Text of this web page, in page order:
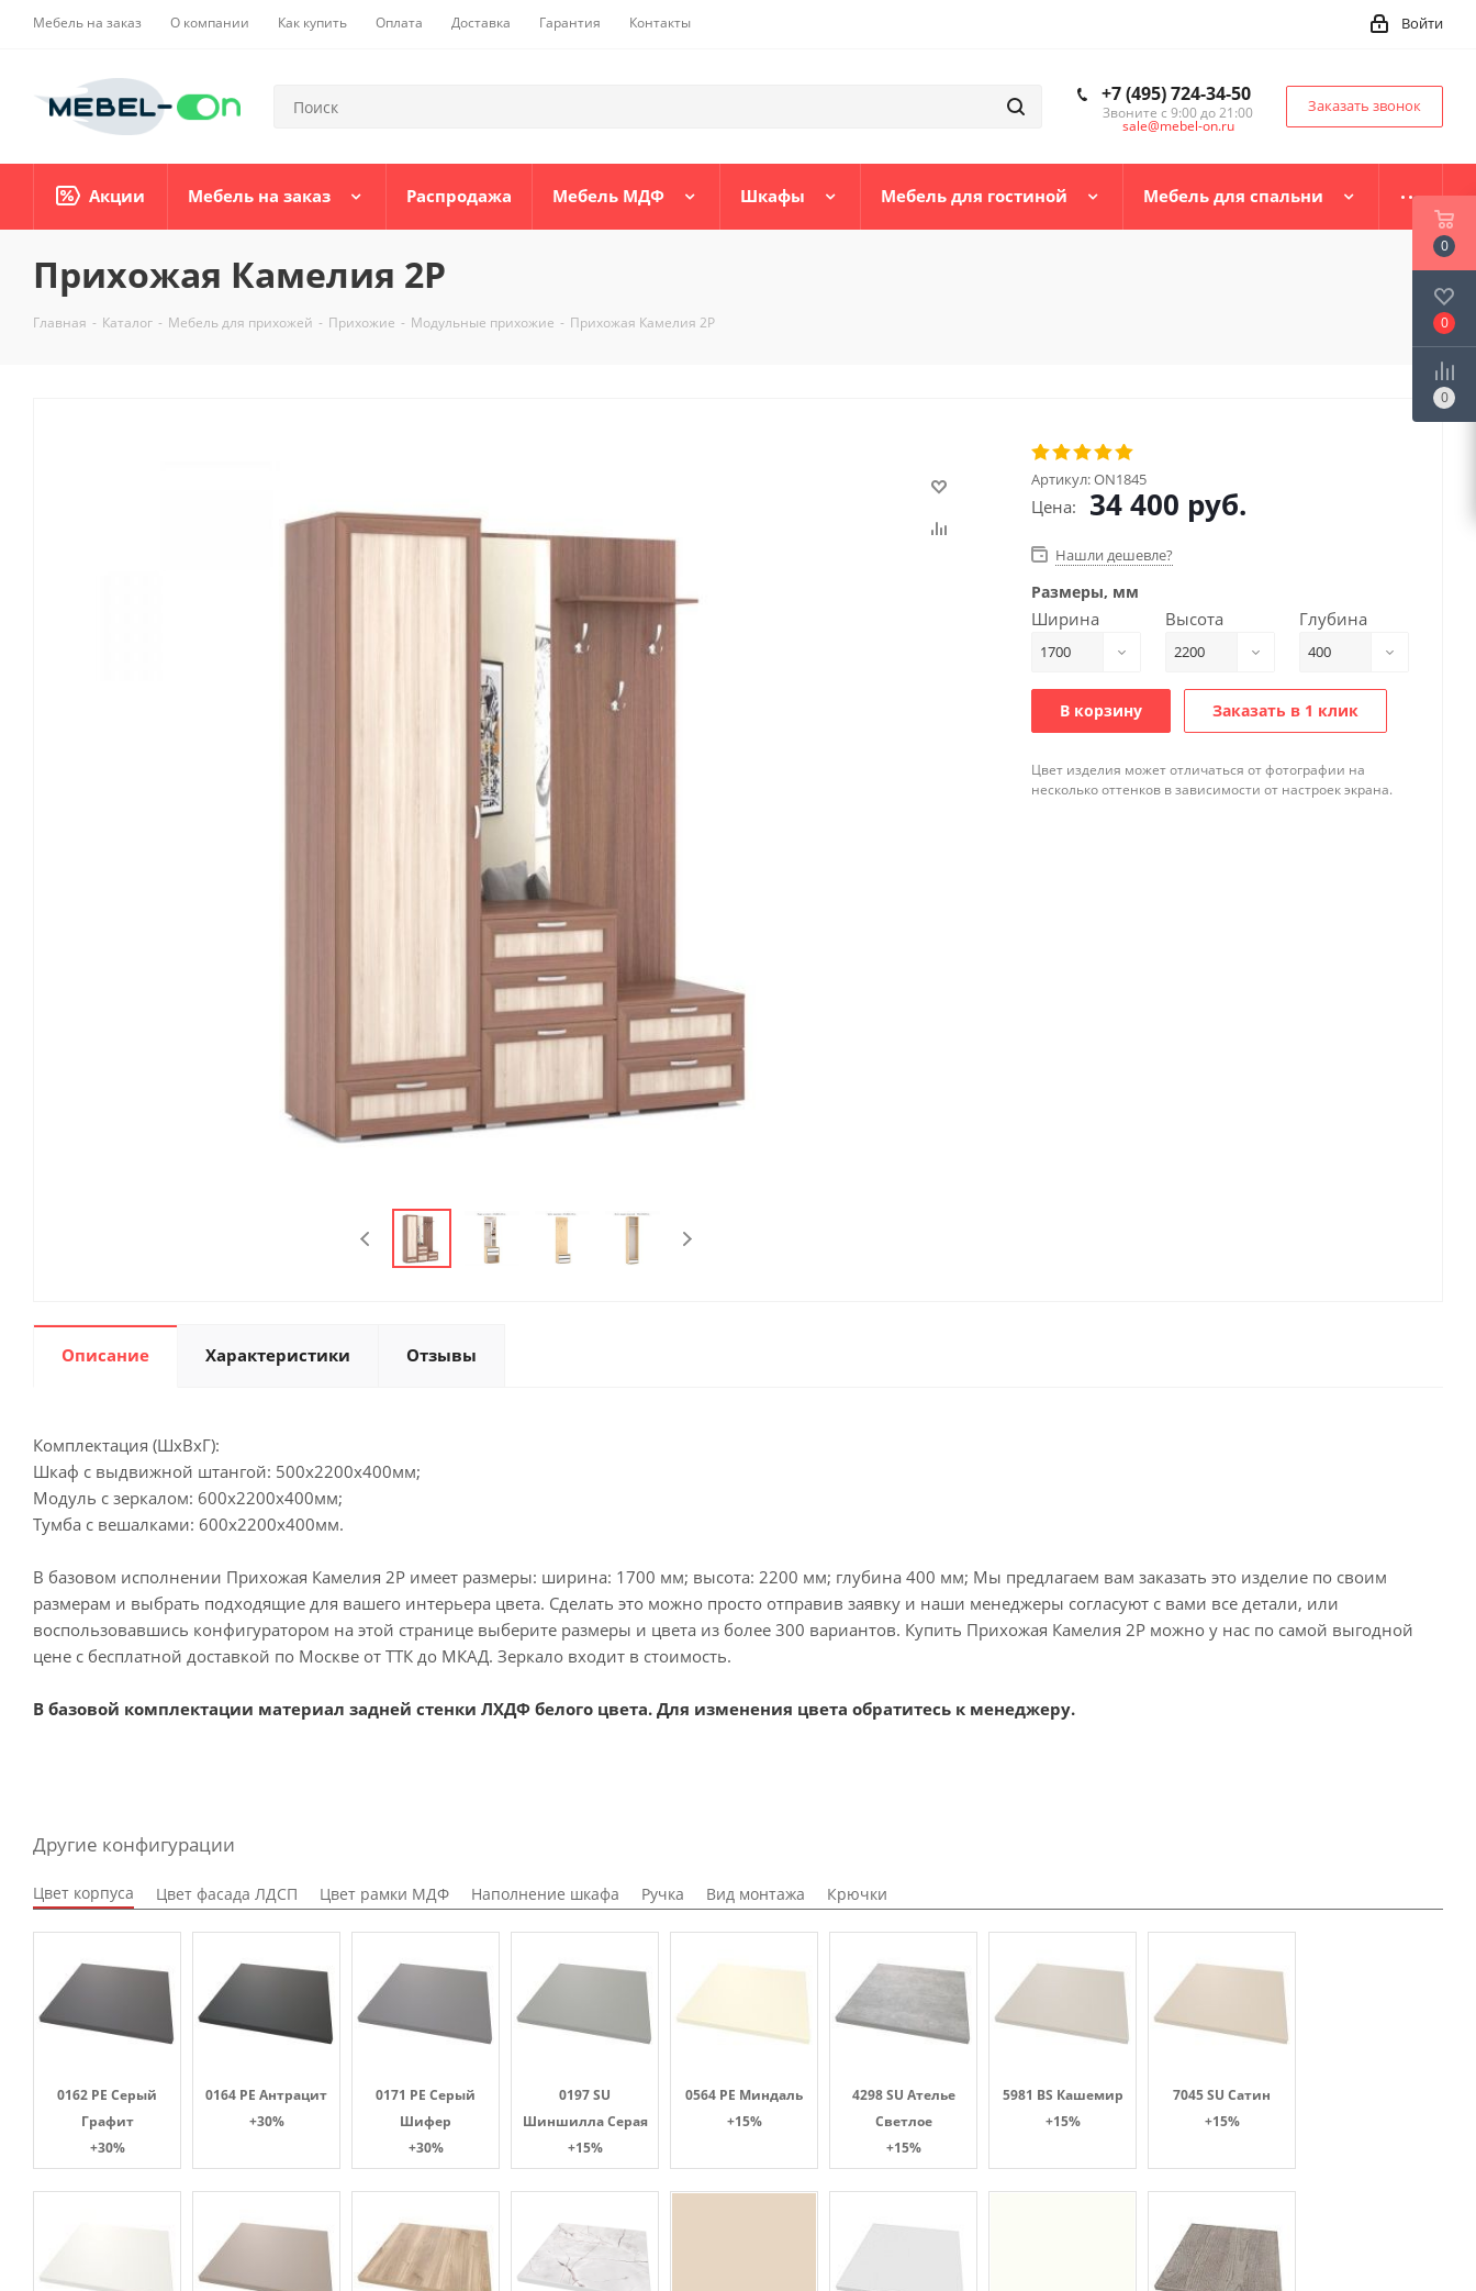
Мебель на заказ О компании Как купить Оплата Доставка Гарантия Контакты Войти
+7 (495) 724-34-50
Звоните с 9:00 до 21:00
sale@mebel-on.ru
Заказать звонок
Акции Мебель на заказ Распродажа Мебель МДФ Шкафы Мебель для гостиной Мебель для спальни
Прихожая Камелия 2Р
Главная - Каталог - Мебель для прихожей - Прихожие - Модульные прихожие - Прихожая Камелия 2Р
Артикул:ON1845
Цена: 34 400 руб.
Нашли дешевле?
Размеры, мм
Ширина
1700
Высота
2200
Глубина
400
В корзину Заказать в 1 клик
Цвет изделия может отличаться от фотографии на
несколько оттенков в зависимости от настроек экрана.
Описание Характеристики Отзывы
Комплектация (ШхВхГ):
Шкаф с выдвижной штангой: 500х2200х400мм;
Модуль с зеркалом: 600х2200х400мм;
Тумба с вешалками: 600х2200х400мм.
В базовом исполнении Прихожая Камелия 2Р имеет размеры: ширина: 1700 мм; высота: 2200 мм; глубина 400 мм; Мы предлагаем вам заказать это изделие по своим
размерам и выбрать подходящие для вашего интерьера цвета. Сделать это можно просто отправив заявку и наши менеджеры согласуют с вами все детали, или
воспользовавшись конфигуратором на этой странице выберите размеры и цвета из более 300 вариантов. Купить Прихожая Камелия 2Р можно у нас по самой выгодной
цене с бесплатной доставкой по Москве от ТТК до МКАД. Зеркало входит в стоимость.
В базовой комплектации материал задней стенки ЛХДФ белого цвета. Для изменения цвета обратитесь к менеджеру.
Другие конфигурации
Цвет корпуса Цвет фасада ЛДСП Цвет рамки МДФ Наполнение шкафа Ручка Вид монтажа Крючки
0162 PE Серый
Графит
+30%
0164 PE Антрацит
+30%
0171 PE Серый
Шифер
+30%
0197 SU
Шиншилла Серая
+15%
0564 PE Миндаль
+15%
4298 SU Ателье
Светлое
+15%
5981 BS Кашемир
+15%
7045 SU Сатин
+15%
0
0
0